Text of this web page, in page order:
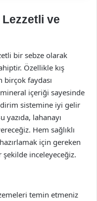
ve
bir sebze olarak
Özellikle kış
birçok faydası
içeriği sayesinde
sistemine iyi gelir
yazıda, lahanayı
Hem sağlıklı
için gereken
şekilde inceleyeceğiz.
temin etmeniz